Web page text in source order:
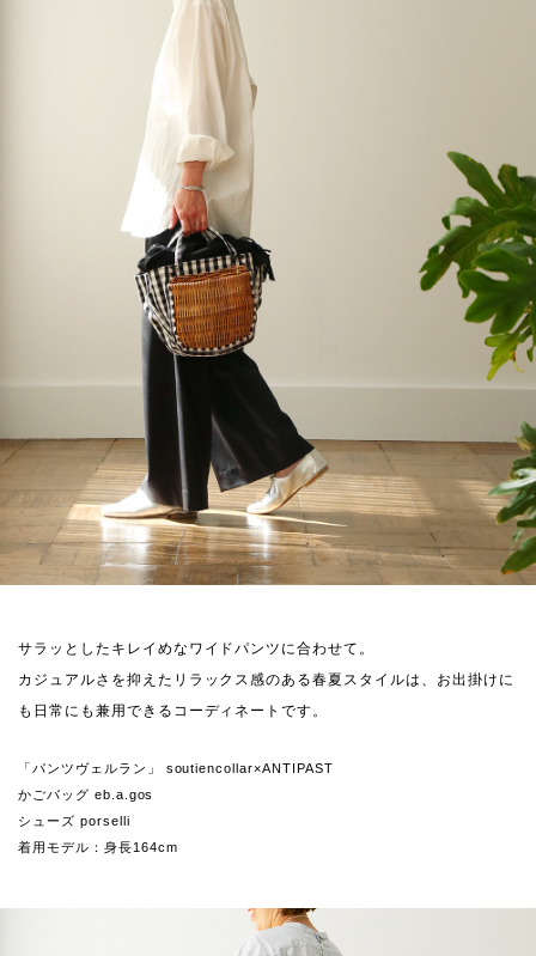
サラッとしたキレイめなワイドパンツに合わせて。
カジュアルさを抑えたリラックス感のある春夏スタイルは、お出掛けに
も日常にも兼用できるコーディネートです。
「パンツヴェルラン」 soutiencollar×ANTIPAST
かごバッグ eb.a.gos
シューズ porselli
着用モデル：身長164cm